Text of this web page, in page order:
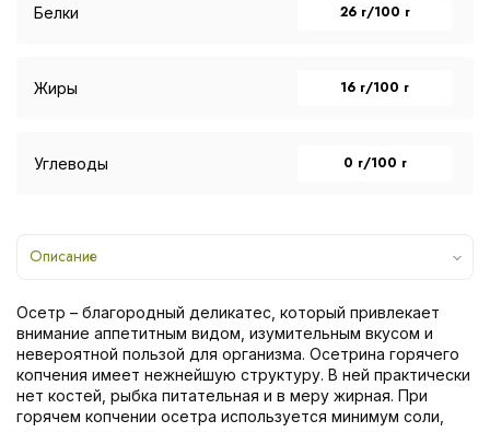
Белки 26 г/100 г
Жиры 16 г/100 г
Углеводы 0 г/100 г
Описание
Осетр – благородный деликатес, который привлекает
внимание аппетитным видом, изумительным вкусом и
невероятной пользой для организма. Осетрина горячего
копчения имеет нежнейшую структуру. В ней практически
нет костей, рыбка питательная и в меру жирная. При
горячем копчении осетра используется минимум соли,